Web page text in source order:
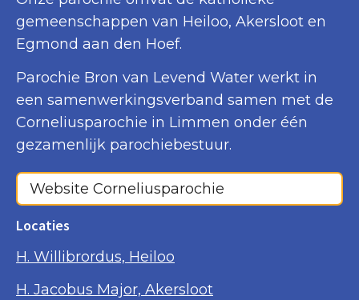
gemeenschappen van Heiloo, Akersloot en
Egmond aan den Hoef.
Parochie Bron van Levend Water werkt in
een samenwerkingsverband samen met de
Corneliusparochie in Limmen onder één
gezamenlijk parochiebestuur.
Website Corneliusparochie
Locaties
H. Willibrordus, Heiloo
H. Jacobus Major, Akersloot